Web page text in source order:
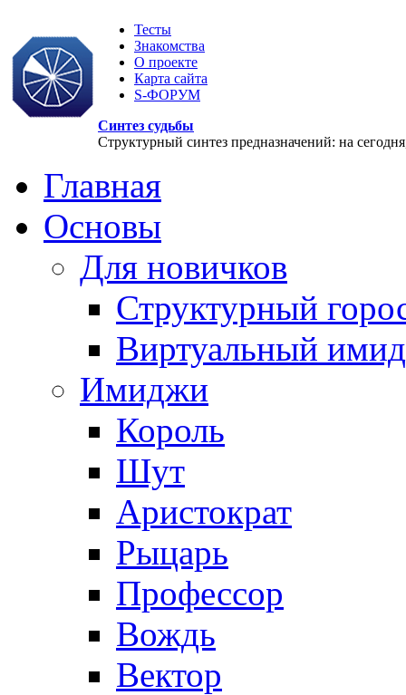
Тесты
Знакомства
О проекте
Карта сайта
S-ФОРУМ
Синтез судьбы
Структурный синтез предназначений: на
Главная
Основы
Для новичков
Структурный
Виртуальный
Имиджи
Король
Шут
Аристократ
Рыцарь
Профессор
Вождь
Вектор